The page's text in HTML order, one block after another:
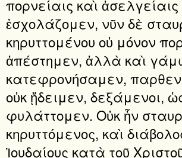
πορνείαις καὶ ἀσελγείαις
ἐσχολάζομεν, νῦν δὲ
κηρυττομένου οὐ μόνον
ἀπέστημεν, ἀλλὰ καὶ
κατεφρονήσαμεν,
οὐκ ᾔδειμεν, δεξάμενοι,
φυλάττομεν. Οὐκ ἦν
κηρυττόμενος, καὶ
Ἰουδαίους κατὰ τοῦ